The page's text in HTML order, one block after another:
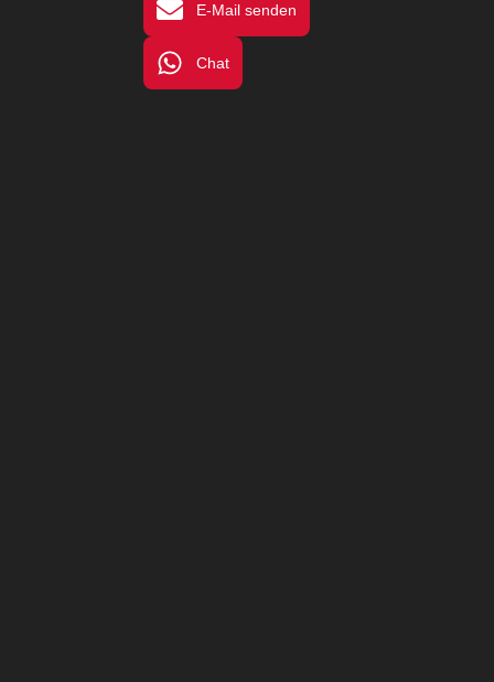
E-Mail senden
Chat